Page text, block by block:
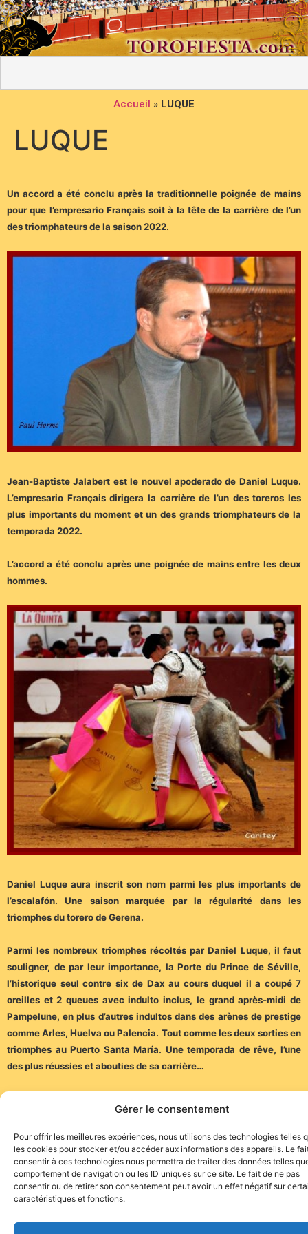
Gérer le consentement
Pour offrir les meilleures expériences, nous utilisons des technologies telles
les cookies pour stocker et/ou accéder aux informations des appareils. Le
consentir à ces technologies nous permettra de traiter des données telles
comportement de navigation ou les ID uniques sur ce site. Le fait de ne pas
consentir ou de retirer son consentement peut avoir un effet négatif sur
caractéristiques et fonctions.
Accueil » LUQUE
LUQUE
Un accord a été conclu après la traditionnelle poignée de mains
pour que l’empresario Français soit à la tête de la carrière de l’un
des triomphateurs de la saison 2022.
Jean-Baptiste Jalabert est le nouvel apoderado de Daniel Luque.
L’empresario Français dirigera la carrière de l’un des toreros les
plus importants du moment et un des grands triomphateurs de la
temporada 2022.
L’accord a été conclu après une poignée de mains entre les deux
hommes.
Daniel Luque aura inscrit son nom parmi les plus importants de
l’escalafón. Une saison marquée par la régularité dans les
triomphes du torero de Gerena.
Parmi les nombreux triomphes récoltés par Daniel Luque, il faut
souligner, de par leur importance, la Porte du Prince de Séville,
l’historique seul contre six de Dax au cours duquel il a coupé 7
oreilles et 2 queues avec indulto inclus, le grand après-midi de
Pampelune, en plus d’autres indultos dans des arènes de prestige
comme Arles, Huelva ou Palencia. Tout comme les deux sorties en
triomphes au Puerto Santa María. Une temporada de rêve, l’une
des plus réussies et abouties de sa carrière…
Site de l'association TOROFIESTA